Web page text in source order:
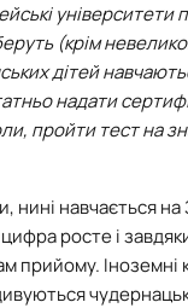
університети
(крім
дітей
надати
пройти тест на
нині навчається на
росте і
прийому. Іноземні
дивуються